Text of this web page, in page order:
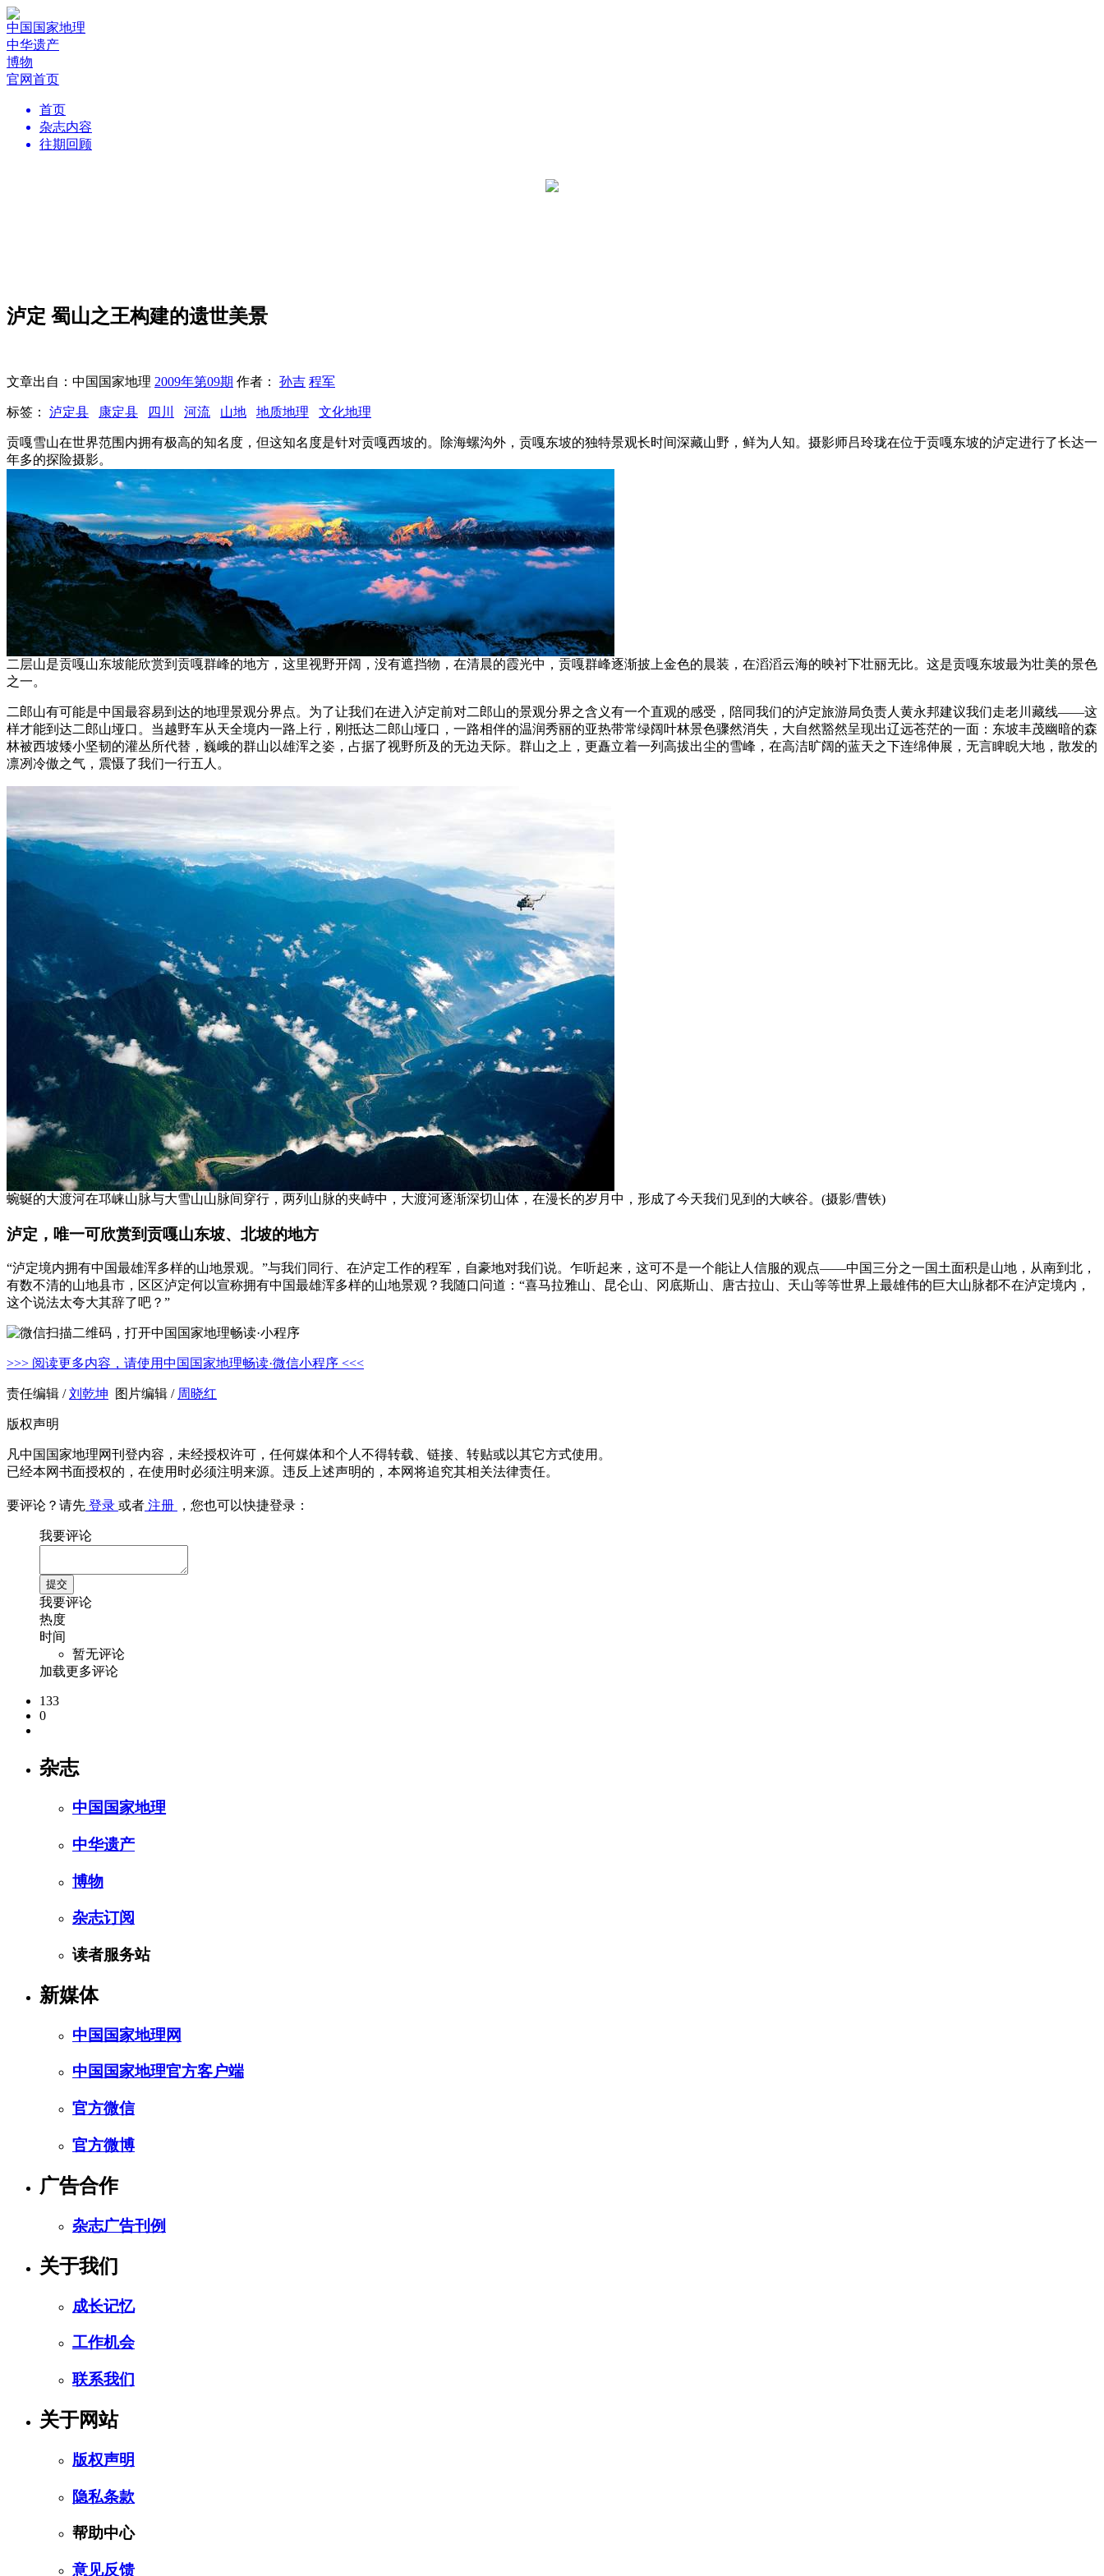
中国国家地理
中华遗产
博物
官网首页
首页
杂志内容
往期回顾
泸定 蜀山之王构建的遗世美景
文章出自：中国国家地理 2009年第09期 作者： 孙吉 程军
标签： 泸定县 康定县 四川 河流 山地 地质地理 文化地理
贡嘎雪山在世界范围内拥有极高的知名度，但这知名度是针对贡嘎西坡的。除海螺沟外，贡嘎东坡的独特景观长时间深藏山野，鲜为人知。摄影师吕玲珑在位于贡嘎东坡的泸定进行了长达一
年多的探险摄影。
二层山是贡嘎山东坡能欣赏到贡嘎群峰的地方，这里视野开阔，没有遮挡物，在清晨的霞光中，贡嘎群峰逐渐披上金色的晨装，在滔滔云海的映衬下壮丽无比。这是贡嘎东坡最为壮美的景色
之一。
二郎山有可能是中国最容易到达的地理景观分界点。为了让我们在进入泸定前对二郎山的景观分界之含义有一个直观的感受，陪同我们的泸定旅游局负责人黄永邦建议我们走老川藏线——这
样才能到达二郎山垭口。当越野车从天全境内一路上行，刚抵达二郎山垭口，一路相伴的温润秀丽的亚热带常绿阔叶林景色骤然消失，大自然豁然呈现出辽远苍茫的一面：东坡丰茂幽暗的森
林被西坡矮小坚韧的灌丛所代替，巍峨的群山以雄浑之姿，占据了视野所及的无边天际。群山之上，更矗立着一列高拔出尘的雪峰，在高洁旷阔的蓝天之下连绵伸展，无言睥睨大地，散发的
凛冽冷傲之气，震慑了我们一行五人。
蜿蜒的大渡河在邛崃山脉与大雪山山脉间穿行，两列山脉的夹峙中，大渡河逐渐深切山体，在漫长的岁月中，形成了今天我们见到的大峡谷。(摄影/曹铁)
泸定，唯一可欣赏到贡嘎山东坡、北坡的地方
“泸定境内拥有中国最雄浑多样的山地景观。”与我们同行、在泸定工作的程军，自豪地对我们说。乍听起来，这可不是一个能让人信服的观点——中国三分之一国土面积是山地，从南到北，
有数不清的山地县市，区区泸定何以宣称拥有中国最雄浑多样的山地景观？我随口问道：“喜马拉雅山、昆仑山、冈底斯山、唐古拉山、天山等等世界上最雄伟的巨大山脉都不在泸定境内，
这个说法太夸大其辞了吧？”
>>> 阅读更多内容，请使用中国国家地理畅读·微信小程序 <<<
责任编辑 /刘乾坤 图片编辑 / 周晓红
版权声明
凡中国国家地理网刊登内容，未经授权许可，任何媒体和个人不得转载、链接、转贴或以其它方式使用。
已经本网书面授权的，在使用时必须注明来源。违反上述声明的，本网将追究其相关法律责任。
要评论？请先 登录 或者 注册 ，您也可以快捷登录：
我要评论
我要评论
热度
时间
暂无评论
加载更多评论
133
0
杂志
中国国家地理
中华遗产
博物
杂志订阅
读者服务站
新媒体
中国国家地理网
中国国家地理官方客户端
官方微信
官方微博
广告合作
杂志广告刊例
关于我们
成长记忆
工作机会
联系我们
关于网站
版权声明
隐私条款
帮助中心
意见反馈